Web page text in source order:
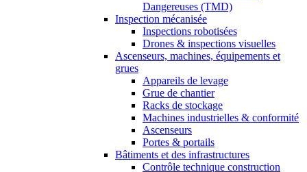
Dangereuses (TMD)
Inspection mécanisée
Inspections robotisées
Drones & inspections visuelles
Ascenseurs, machines, équipements et
grues
Appareils de levage
Grue de chantier
Racks de stockage
Machines industrielles & conformité
Ascenseurs
Portes & portails
Bâtiments et des infrastructures
Contrôle technique construction